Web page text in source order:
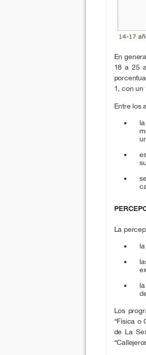
En
18 a 25
1, con un
Entre los
La
Los
“Física o
de La